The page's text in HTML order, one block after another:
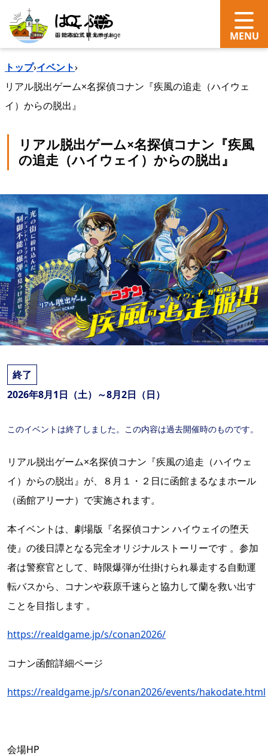
search Language
トップ›イベント›
リアル脱出ゲーム×名探偵コナン『疾風の追走（ハイウェ
イ）からの脱出』
リアル脱出ゲーム×名探偵コナン『疾風
の追走（ハイウェイ）からの脱出』
終了
2026年8月1日（土）～8月2日（日）
このイベントは終了しました。この内容は過去開催時のものです。
リアル脱出ゲーム×名探偵コナン『疾風の追走（ハイウェ
イ）からの脱出』が、８月１・２日に函館まるなまホール
（函館アリーナ）で実施されます。
本イベントは、劇場版『名探偵コナン ハイウェイの堕天
使』の後日譚となる完全オリジナルストーリーです 。参加
者は警察官として、時限爆弾が仕掛けられ暴走する自動運
転バスから、コナンや萩原千速らと協力して蘭を救い出す
ことを目指します 。
https://realdgame.jp/s/conan2026/
コナン函館詳細ページ
https://realdgame.jp/s/conan2026/events/hakodate.html
会場HP